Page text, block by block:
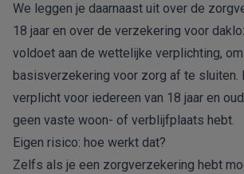
We leggen je daarnaast uit over de
18 jaar en over de verzekering voor
voldoet aan de wettelijke verplichting,
basisverzekering voor zorg af te sluiten.
verplicht voor iedereen van 18 jaar en
geen vaste woon- of verblijfplaats hebt.
Eigen risico: hoe werkt dat?
Zelfs als je een zorgverzekering hebt